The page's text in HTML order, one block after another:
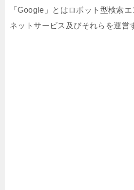
「Google」とはロボット型検索
ネットサービス及びそれらを運営